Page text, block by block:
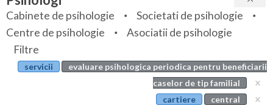
Bihor
Bistrita-Nasaud
Botosani
Servicii
Articole
Evenimente
Cabinete de psihologie
Societati de psihologie
Centre de psihologie
Asociatii de psihologie
Filtre
servicii
evaluare psihologica periodica pentru beneficiarii
caselor de tip familial
cartiere
central